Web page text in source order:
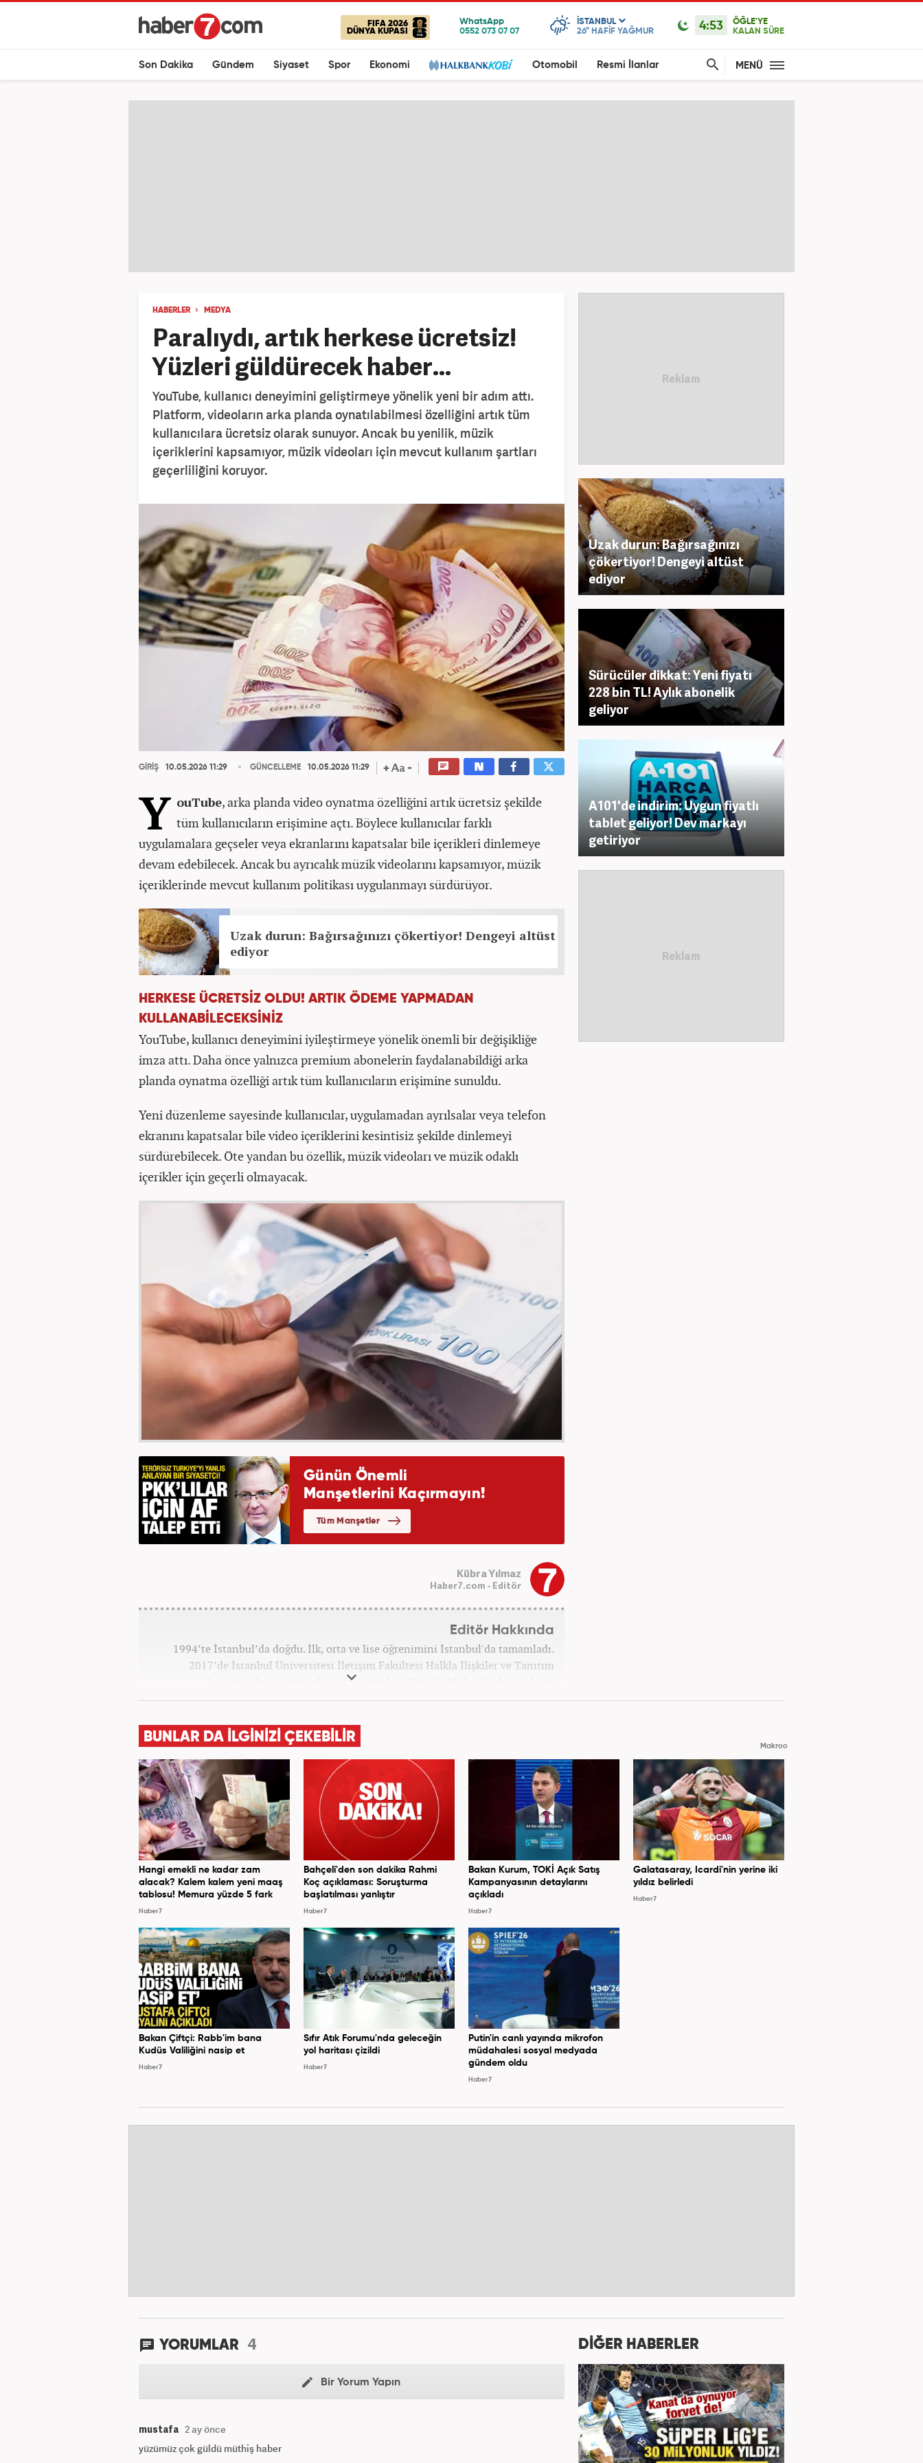
FIFA 2026
DÜNYA KUPASI
ISTANBUL
26° HAFİF YAĞMUR 4:53
ÖĞLE'YE
KALAN SÜRE
Son Dakika Gündem Siyaset Spor Ekonomi Otomobil Resmi İlanlar MENÜ
HABERLER MEDYA
Paralıydı, artık herkese ücretsiz!
Yüzleri güldürecek haber...
YouTube, kullanıcı deneyimini geliştirmeye yönelik yeni bir adım attı.
Platform, videoların arka planda oynatılabilmesi özelliğini artık tüm
kullanıcılara ücretsiz olarak sunuyor. Ancak bu yenilik, müzik
içeriklerini kapsamıyor, müzik videoları için mevcut kullanım şartları
geçerliliğini koruyor.
GİRİŞ 10.05.2026 11:29 GÜNCELLEME 10.05.2026 11:29
Y ouTube, arka planda video oynatma özelliğini artık ücretsiz şekilde
tüm kullanıcıların erişimine açtı. Böylece kullanıcılar farklı
uygulamalara geçseler veya ekranlarını kapatsalar bile içerikleri dinlemeye
devam edebilecek. Ancak bu ayrıcalık müzik videolarını kapsamıyor, müzik
içeriklerinde mevcut kullanım politikası uygulanmayı sürdürüyor.
Uzak durun: Bağırsağınızı çökertiyor! Dengeyi altüst
ediyor
HERKESE ÜCRETSİZ OLDU! ARTIK ÖDEME YAPMADAN
KULLANABİLECEKSİNİZ
YouTube, kullanıcı deneyimini iyileştirmeye yönelik önemli bir değişikliğe
imza attı. Daha önce yalnızca premium abonelerin faydalanabildiği arka
planda oynatma özelliği artık tüm kullanıcıların erişimine sunuldu.
Yeni düzenleme sayesinde kullanıcılar, uygulamadan ayrılsalar veya telefon
ekranını kapatsalar bile video içeriklerini kesintisiz şekilde dinlemeyi
sürdürebilecek. Öte yandan bu özellik, müzik videoları ve müzik odaklı
içerikler için geçerli olmayacak.
Kübra Yılmaz
Haber7.com - Editör
Editör Hakkında
1994’te İstanbul’da doğdu. İlk, orta ve lise öğrenimini İstanbul'da tamamladı.
2017’de İstanbul Üniversitesi İletişim Fakültesi Halkla İlişkiler ve Tanıtım
bölümünden mezun oldu. 2017’den beri Kanal7 Medya Grubu’na bağlı
Haber7.com bünyesinde mesleki hayatına devam etmektedir.
Uzak durun: Bağırsağınızı
çökertiyor! Dengeyi altüst
ediyor
Sürücüler dikkat: Yeni fiyatı
228 bin TL! Aylık abonelik
geliyor
A101'de indirim: Uygun fiyatlı
tablet geliyor! Dev markayı
getiriyor
BUNLAR DA İLGİNİZİ ÇEKEBİLİR
Makroo
Hangi emekli ne kadar zam
alacak? Kalem kalem yeni maaş
tablosu! Memura yüzde 5 fark
Haber7
Bahçeli'den son dakika Rahmi
Koç açıklaması: Soruşturma
başlatılması yanlıştır
Haber7
Bakan Kurum, TOKİ Açık Satış
Kampanyasının detaylarını
açıkladı
Haber7
Galatasaray, Icardi'nin yerine iki
yıldız belirledi
Haber7
Bakan Çiftçi: Rabb'im bana
Kudüs Valiliğini nasip et
Haber7
Sıfır Atık Forumu'nda geleceğin
yol haritası çizildi
Haber7
Putin'in canlı yayında mikrofon
müdahalesi sosyal medyada
gündem oldu
Haber7
YORUMLAR 4
Bir Yorum Yapın
mustafa 2 ay önce
yüzümüz çok güldü müthiş haber
DİĞER HABERLER